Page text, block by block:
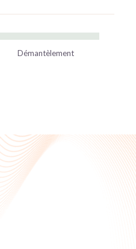
Démantèlement